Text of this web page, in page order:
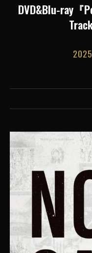
DVD&Blu-ray『